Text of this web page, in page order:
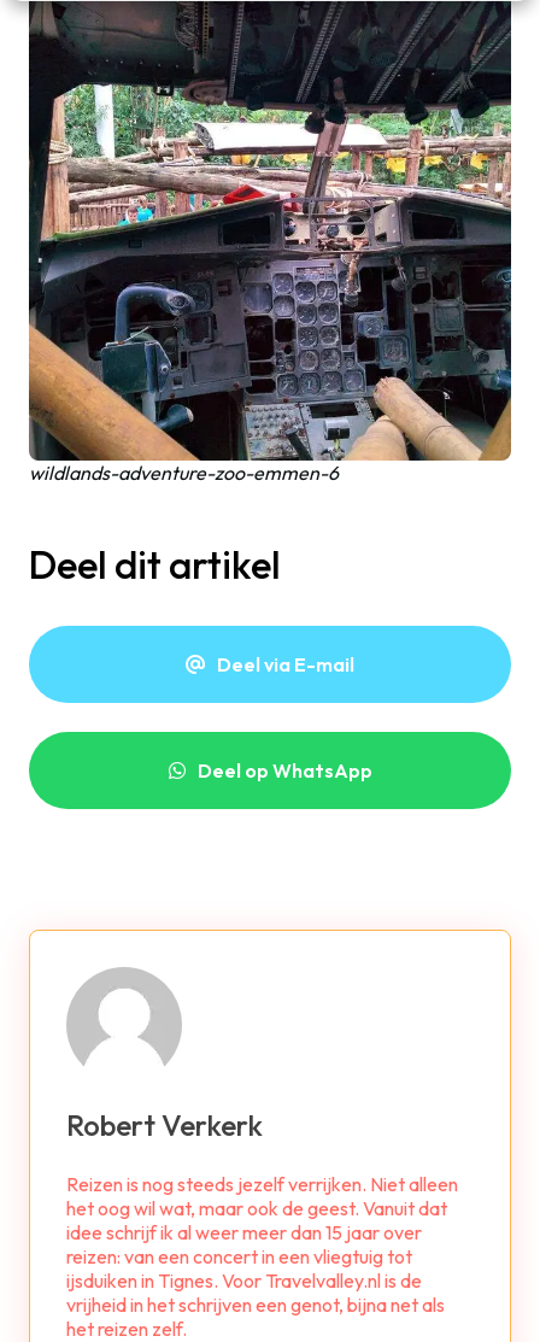
wildlands-adventure-zoo-emmen-6
Deel dit artikel
Deel via E-mail
Deel op WhatsApp
Robert Verkerk
Reizen is nog steeds jezelf verrijken. Niet alleen
het oog wil wat, maar ook de geest. Vanuit dat
idee schrijf ik al weer meer dan 15 jaar over
reizen: van een concert in een vliegtuig tot
ijsduiken in Tignes. Voor Travelvalley.nl is de
vrijheid in het schrijven een genot, bijna net als
het reizen zelf.